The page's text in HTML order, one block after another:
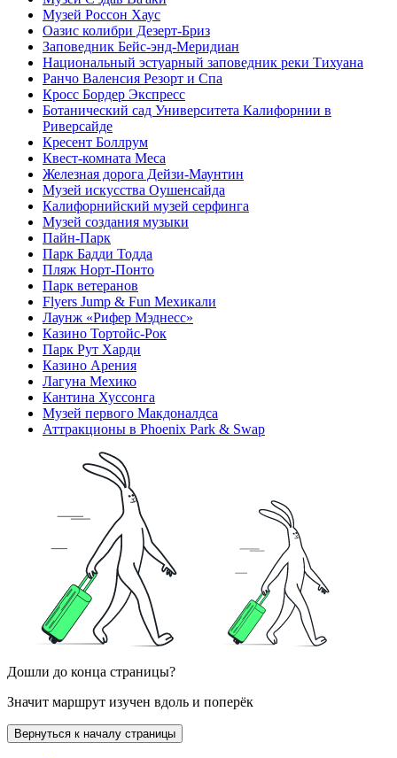
Музей Россон Хаус
Оазис колибри Дезерт-Бриз
Заповедник Бейс-энд-Меридиан
Национальный эстуарный заповедник реки Тихуана
Ранчо Валенсия Резорт и Спа
Кросс Бордер Экспресс
Ботанический сад Университета Калифорнии в
Риверсайде
Кресент Боллрум
Квест-комната Меса
Железная дорога Дейзи-Маунтин
Музей искусства Оушенсайда
Калифорнийский музей серфинга
Музей создания музыки
Пайн-Парк
Парк Бадди Тодда
Пляж Норт-Понто
Парк ветеранов
Flyers Jump & Fun Мехикали
Лаунж «Рифер Мэднесс»
Казино Тортойс-Рок
Парк Рут Харди
Казино Арения
Лагуна Мехико
Кантина Хуссонга
Музей первого Макдоналдса
Аттракционы в Phoenix Park & Swap
Дошли до конца страницы?
Значит маршрут изучен вдоль и поперёк
Вернуться к началу страницы